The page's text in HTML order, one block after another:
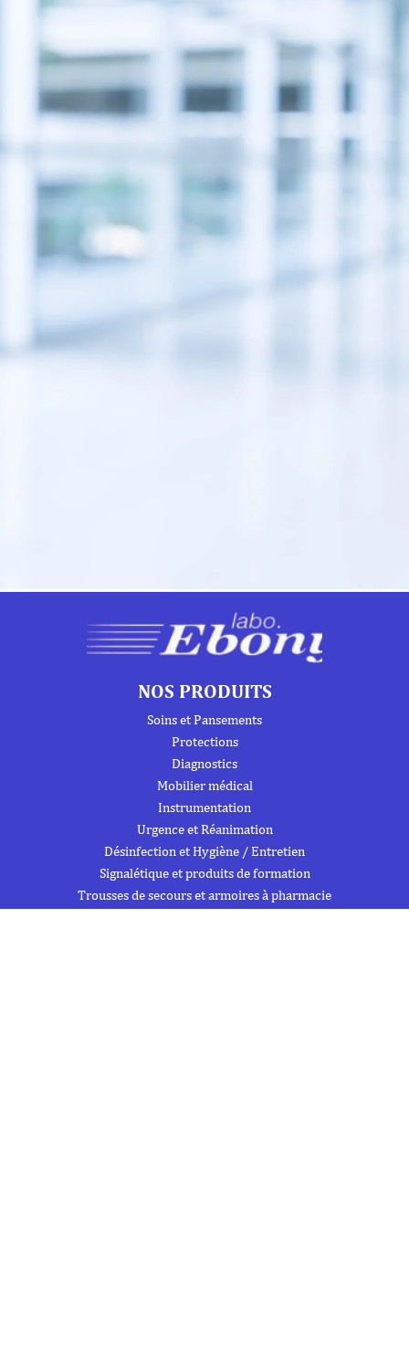
NOS PRODUITS
Soins et Pansements
Protections
Diagnostics
Mobilier médical
Instrumentation
Urgence et Réanimation
Désinfection et Hygiène / Entretien
Signalétique et produits de formation
Trousses de secours et armoires à pharmacie